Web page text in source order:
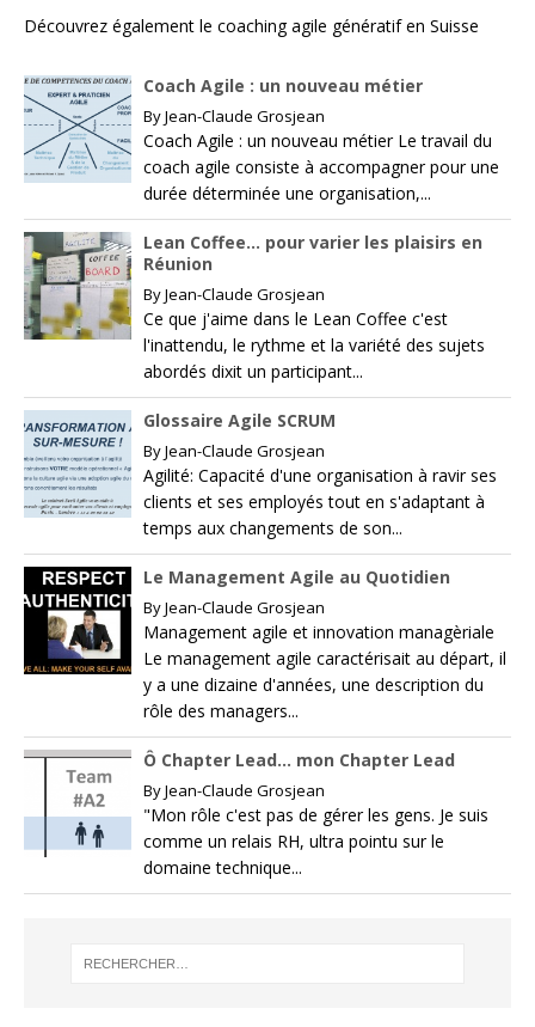
Découvrez également le coaching agile génératif en Suisse
Coach Agile : un nouveau métier
ByJean-Claude Grosjean
Coach Agile : un nouveau métier Le travail du
coach agile consiste à accompagner pour une
durée déterminée une organisation,...
Lean Coffee… pour varier les plaisirs en
Réunion
ByJean-Claude Grosjean
Ce que j'aime dans le Lean Coffee c'est
l'inattendu, le rythme et la variété des sujets
abordés dixit un participant...
Glossaire Agile SCRUM
ByJean-Claude Grosjean
Agilité: Capacité d'une organisation à ravir ses
clients et ses employés tout en s'adaptant à
temps aux changements de son...
Le Management Agile au Quotidien
ByJean-Claude Grosjean
Management agile et innovation managèriale
Le management agile caractérisait au départ, il
y a une dizaine d'années, une description du
rôle des managers...
Ô Chapter Lead… mon Chapter Lead
ByJean-Claude Grosjean
"Mon rôle c'est pas de gérer les gens. Je suis
comme un relais RH, ultra pointu sur le
domaine technique...